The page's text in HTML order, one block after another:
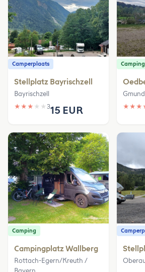
Camperplaats
Stellplatz Bayrischzell
Bayrischzell
★ ★ ★ ★ ★ 315 EUR
Camping
★ ★ ★
Camping
Campingplatz Wallberg
Rottach-Egern/Kreuth /
Bayern